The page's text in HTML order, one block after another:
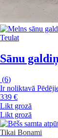
Teulat
Sānu
(6)
Ir noliktavā
339 €
Likt grozā
Likt grozā
Tikai Bonami